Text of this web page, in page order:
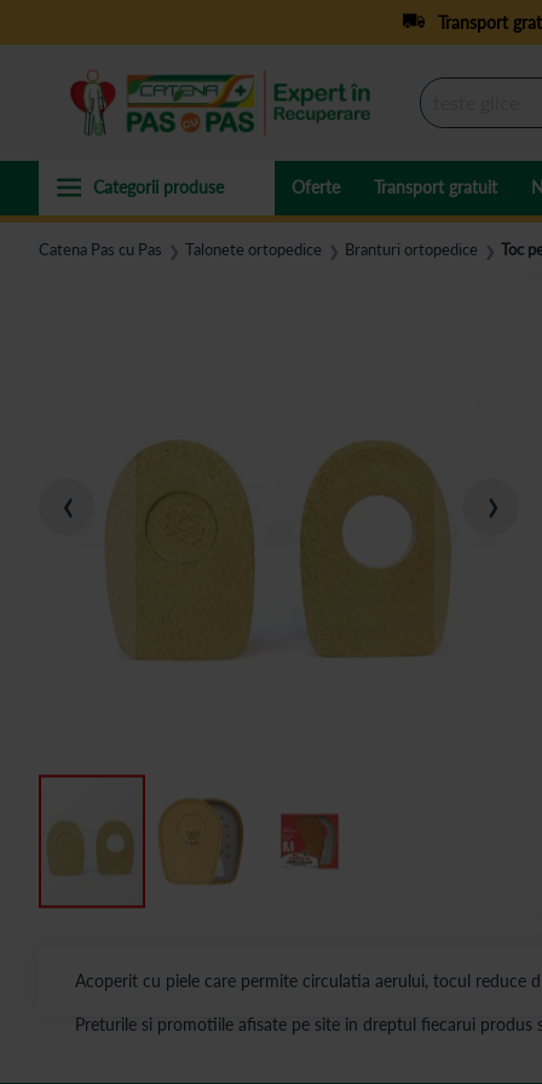
Transport
Oferte Transport gratuit
Catena Pas cu Pas ❯ Talonete ortopedice ❯ Branturi ortopedice ❯ Toc
Acoperit cu piele care permite circulatia aerului, tocul reduce
Preturile si promotiile afisate pe site in dreptul fiecarui